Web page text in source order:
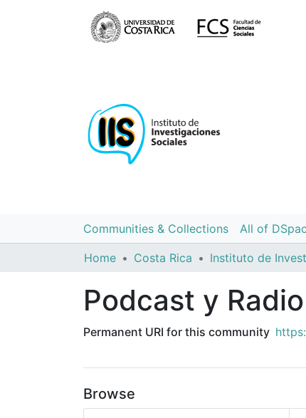
Communities & Collections All of
Home Costa Rica
Podcast y Radio
Permanent URI for this community
Browse